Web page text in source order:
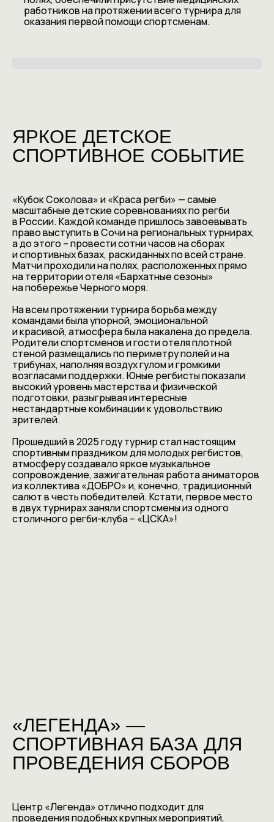
работников на протяжении всего турнира для
оказания первой помощи спортсменам.
ЯРКОЕ ДЕТСКОЕ
СПОРТИВНОЕ СОБЫТИЕ
«Кубок Соколова» и «Краса регби» — самые
масштабные детские соревнованиях по регби
в России. Каждой команде пришлось завоевывать
право выступить в Сочи на региональных турнирах,
а до этого – провести сотни часов на сборах
и спортивных базах, раскиданных по всей стране.
Матчи проходили на полях, расположенных прямо
на территории отеля «Бархатные сезоны»
на побережье Черного моря.
На всем протяжении турнира борьба между
командами была упорной, эмоциональной
и красивой, атмосфера была накалена до предела.
Родители спортсменов и гости отеля плотной
стеной размещались по периметру полей и на
трибунах, наполняя воздух гулом и громкими
возгласами поддержки. Юные регбисты показали
высокий уровень мастерства и физической
подготовки, разыгрывая интересные
нестандартные комбинации к удовольствию
зрителей.
Прошедший в 2025 году турнир стал настоящим
спортивным праздником для молодых регбистов,
атмосферу создавало яркое музыкальное
сопровождение, зажигательная работа аниматоров
из коллектива «ДОБРО» и, конечно, традиционный
салют в честь победителей. Кстати, первое место
в двух турнирах заняли спортсмены из одного
столичного регби-клуба – «ЦСКА»!
«ЛЕГЕНДА» —
СПОРТИВНАЯ БАЗА ДЛЯ
ПРОВЕДЕНИЯ СБОРОВ
Центр «Легенда» отлично подходит для
проведения подобных крупных мероприятий,